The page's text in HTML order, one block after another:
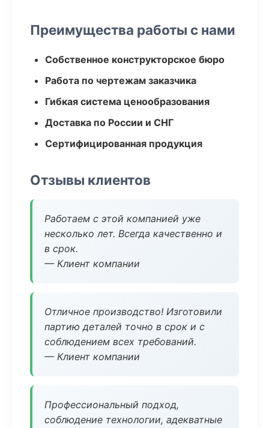
Преимущества работы с нами
Собственное конструкторское бюро
Работа по чертежам заказчика
Гибкая система ценообразования
Доставка по России и СНГ
Сертифицированная продукция
Отзывы клиентов
Работаем с этой компанией уже
несколько лет. Всегда качественно и
в срок.
— Клиент компании
Отличное производство! Изготовили
партию деталей точно в срок и с
соблюдением всех требований.
— Клиент компании
Профессиональный подход,
соблюдение технологии, адекватные